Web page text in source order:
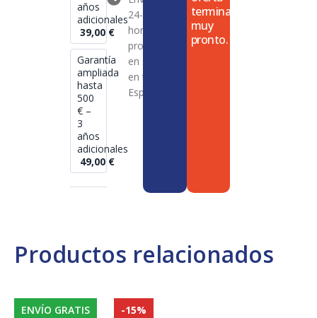
Productos relacionados
ENVÍO GRATIS -15%
años
adicionales
39,00 €
Garantía
ampliada
hasta
500
€ –
3
años
adicionales
49,00 €
24-72
horas en
productos
en stock
en toda
España
termina
muy
pronto.